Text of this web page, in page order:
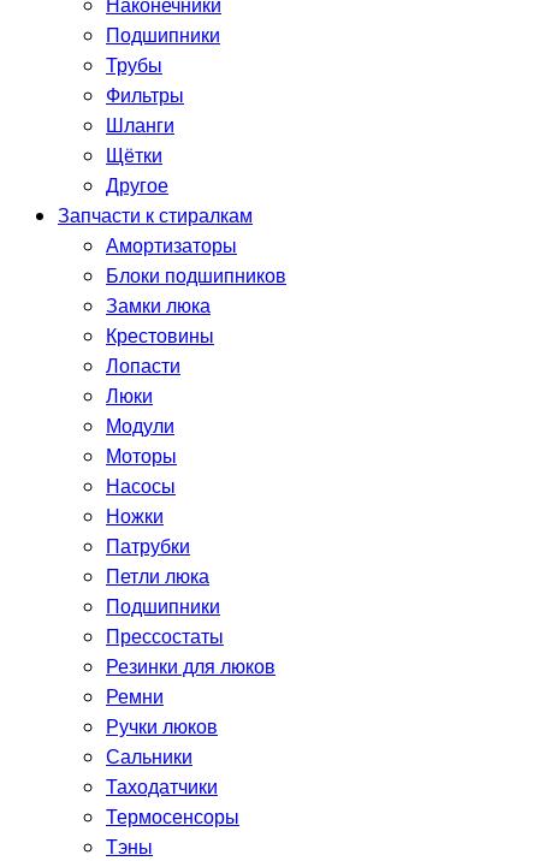
Наконечники
Подшипники
Трубы
Фильтры
Шланги
Щётки
Другое
Запчасти к стиралкам
Амортизаторы
Блоки подшипников
Замки люка
Крестовины
Лопасти
Люки
Модули
Моторы
Насосы
Ножки
Патрубки
Петли люка
Подшипники
Прессостаты
Резинки для люков
Ремни
Ручки люков
Сальники
Таходатчики
Термосенсоры
Тэны